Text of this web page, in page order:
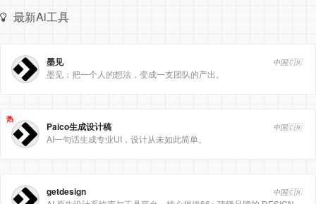
最新Ai工具
墨见 中国🇨🇳
墨见：把一个人的想法，变成一支团队的产出。
热
Paico生成设计稿 中国🇨🇳
AI一句话生成专业UI，设计从未如此简单。
getdesign 中国🇨🇳